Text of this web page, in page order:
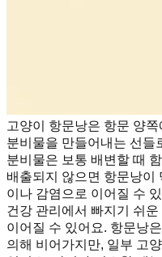
고양이 항문낭은 항문 양
분비물을 만들어내는 선들
분비물은 보통 배변할 때
배출되지 않으면 항문낭이
이나 감염으로 이어질 수
건강 관리에서 빠지기 쉬
이어질 수 있어요. 항문낭
의해 비어가지만, 일부 고